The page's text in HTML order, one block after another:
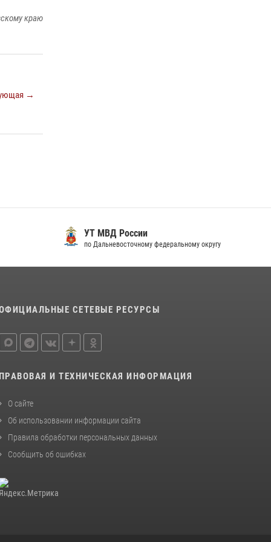
краю
→
УТ МВД России
по Дальневосточному федеральному округу
СЕТЕВЫЕ РЕСУРСЫ
ПРАВОВАЯ И ТЕХНИЧЕСКАЯ ИНФОРМАЦИЯ
О сайте
Об использовании информации сайта
Правила обработки персональных данных
Сообщить об ошибках